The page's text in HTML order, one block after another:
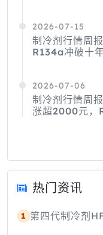
2026-07-15
制冷剂行情周
R134a冲破十
2026-07-06
制冷剂行情周
涨超2000元，
热门资讯
1 第四代制冷剂